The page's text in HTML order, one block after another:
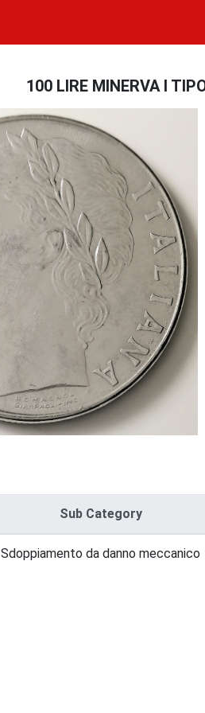
100 LIRE MINERVA I
Sub Category
Sdoppiamento da danno meccanico